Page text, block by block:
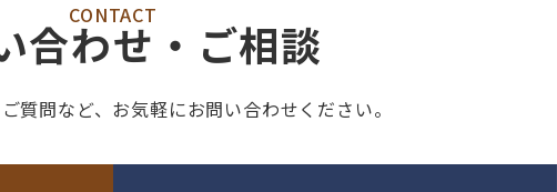
CONTACT
合わせ・ご相談
質問など、 お気軽にお問い合わせください。